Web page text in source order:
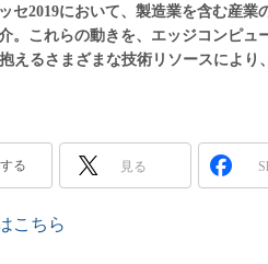
EdgeTech+
日本ものづくりワー
車載ソフト
ISO26262
デジタルツ
S＆OP
セ2019において、製造業を含む産業
。これらの動きを、エッジコンピュ
えるさまざまな技術リソースにより
る 見る
こちら